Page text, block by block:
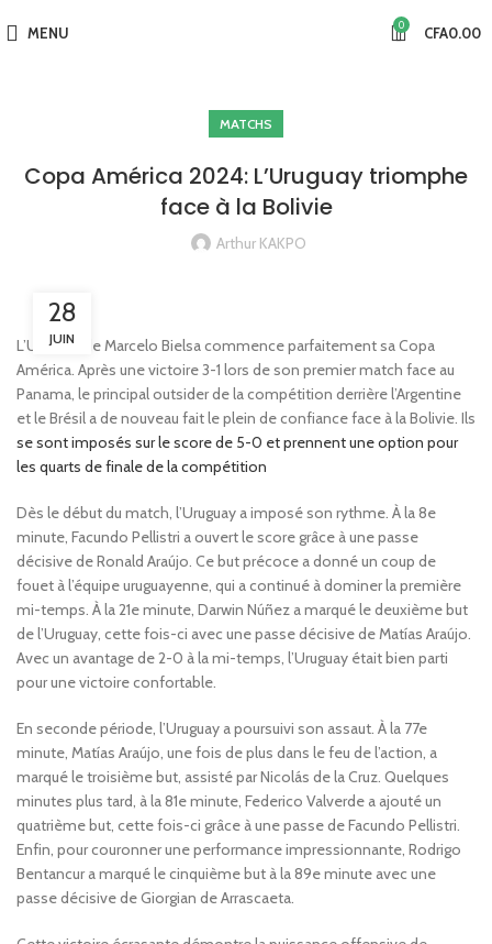
MENU 0 CFA0.00
MATCHS
Copa América 2024: L’Uruguay triomphe
face à la Bolivie
Arthur KAKPO
28
JUIN
L’Uruguay de Marcelo Bielsa commence parfaitement sa Copa
América. Après une victoire 3-1 lors de son premier match face au
Panama, le principal outsider de la compétition derrière l’Argentine
et le Brésil a de nouveau fait le plein de confiance face à la Bolivie. Ils
se sont imposés sur le score de 5-0 et prennent une option pour
les quarts de finale de la compétition
Dès le début du match, l’Uruguay a imposé son rythme. À la 8e
minute, Facundo Pellistri a ouvert le score grâce à une passe
décisive de Ronald Araújo. Ce but précoce a donné un coup de
fouet à l’équipe uruguayenne, qui a continué à dominer la première
mi-temps. À la 21e minute, Darwin Núñez a marqué le deuxième but
de l’Uruguay, cette fois-ci avec une passe décisive de Matías Araújo.
Avec un avantage de 2-0 à la mi-temps, l’Uruguay était bien parti
pour une victoire confortable.
En seconde période, l’Uruguay a poursuivi son assaut. À la 77e
minute, Matías Araújo, une fois de plus dans le feu de l’action, a
marqué le troisième but, assisté par Nicolás de la Cruz. Quelques
minutes plus tard, à la 81e minute, Federico Valverde a ajouté un
quatrième but, cette fois-ci grâce à une passe de Facundo Pellistri.
Enfin, pour couronner une performance impressionnante, Rodrigo
Bentancur a marqué le cinquième but à la 89e minute avec une
passe décisive de Giorgian de Arrascaeta.